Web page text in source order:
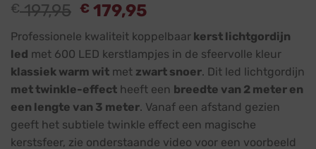
€197,95 € 179,95
Professionele kwaliteit koppelbaar kerst lichtgordijn
led met 600 LED kerstlampjes in de sfeervolle kleur
klassiek warm wit met zwart snoer. Dit led lichtgordijn
met twinkle-effect heeft een breedte van 2 meter en
een lengte van 3 meter. Vanaf een afstand gezien
geeft het subtiele twinkle effect een magische
kerstsfeer, zie onderstaande video voor een voorbeeld